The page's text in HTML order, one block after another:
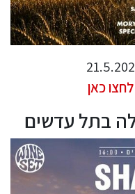
כאן
בתל עדשים